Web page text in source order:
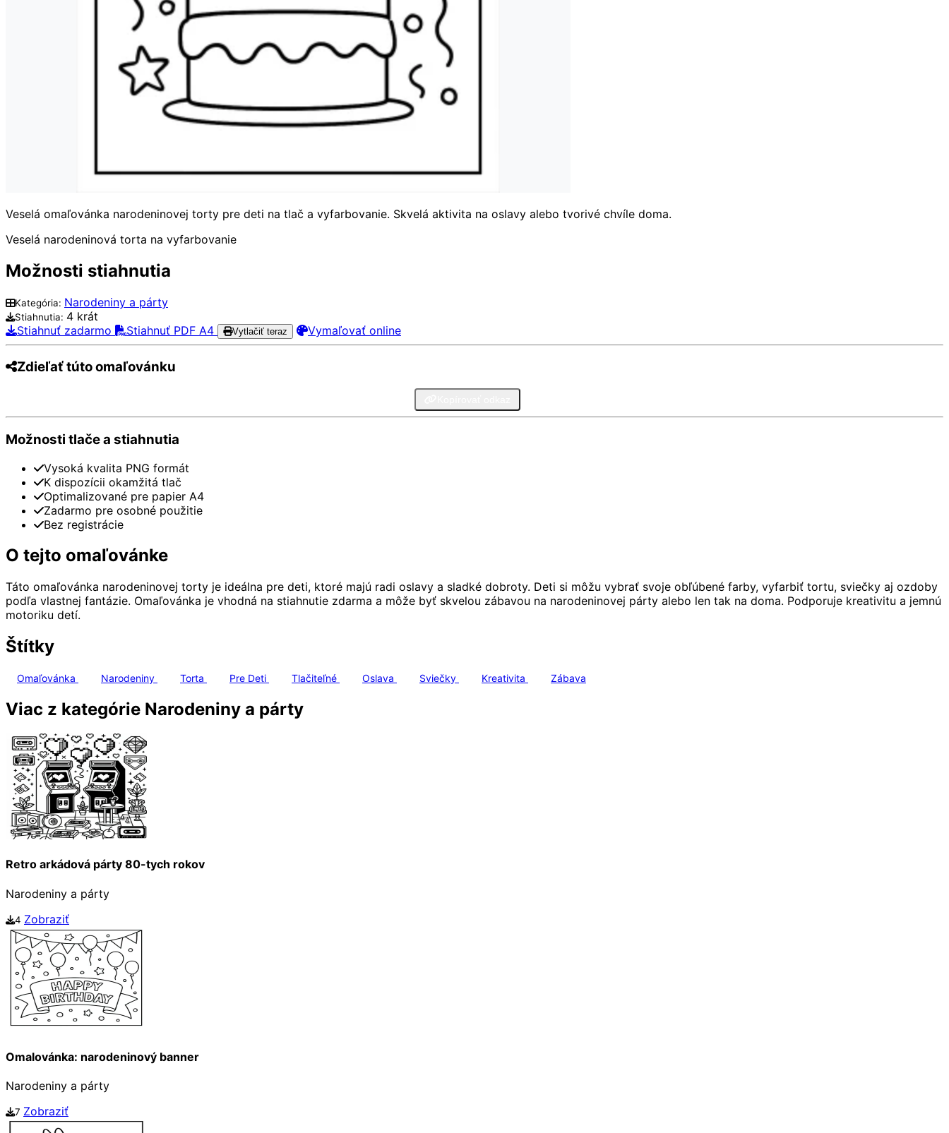
Veselá omaľovánka narodeninovej torty pre deti na tlač a vyfarbovanie. Skvelá aktivita na oslavy alebo tvorivé chvíle doma.
Veselá narodeninová torta na vyfarbovanie
Možnosti stiahnutia
Kategória: Narodeniny a párty
Stiahnutia: 4 krát
Stiahnuť zadarmo
Stiahnuť PDF A4 Vytlačiť teraz Vymaľovať online
Zdieľať túto omaľovánku
Možnosti tlače a stiahnutia
Vysoká kvalita PNG formát
K dispozícii okamžitá tlač
Optimalizované pre papier A4
Zadarmo pre osobné použitie
Bez registrácie
O tejto omaľovánke
Táto omaľovánka narodeninovej torty je ideálna pre deti, ktoré majú radi oslavy a sladké dobroty. Deti si môžu vybrať svoje obľúbené farby, vyfarbiť tortu, sviečky aj ozdoby
podľa vlastnej fantázie. Omaľovánka je vhodná na stiahnutie zdarma a môže byť skvelou zábavou na narodeninovej párty alebo len tak na doma. Podporuje kreativitu a jemnú
motoriku detí.
Štítky
Omaľovánka Narodeniny Torta Pre Deti Tlačiteľné Oslava Sviečky Kreativita Zábava
Viac z kategórie Narodeniny a párty
Retro arkádová párty 80-tych rokov
Narodeniny a párty
4 Zobraziť
Omalovánka: narodeninový banner
Narodeniny a párty
7 Zobraziť